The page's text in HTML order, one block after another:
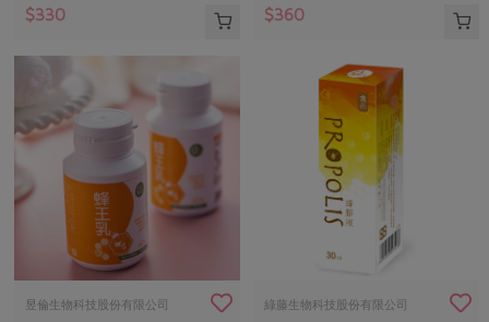
$330 $360
昱倫生物科技股份有限公司 綠藤生物科技股份有限公司